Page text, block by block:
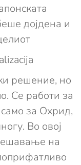
дојдена и
решение, но
Се работи за
за Охрид,
Во овој
на